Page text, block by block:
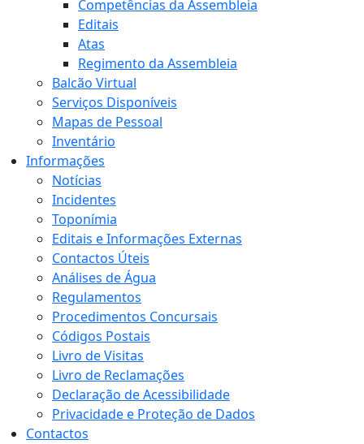
Competências da Assembleia
Editais
Atas
Regimento da Assembleia
Balcão Virtual
Serviços Disponíveis
Mapas de Pessoal
Inventário
Informações
Notícias
Incidentes
Toponímia
Editais e Informações Externas
Contactos Úteis
Análises de Água
Regulamentos
Procedimentos Concursais
Códigos Postais
Livro de Visitas
Livro de Reclamações
Declaração de Acessibilidade
Privacidade e Proteção de Dados
Contactos